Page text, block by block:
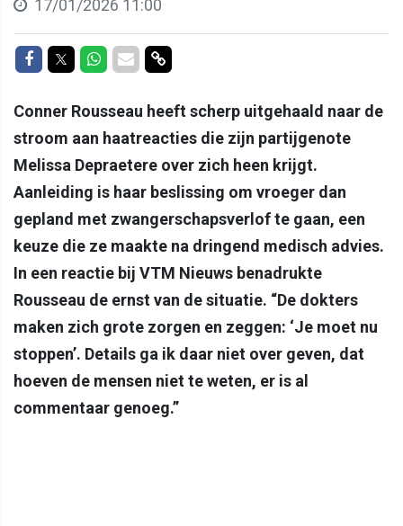
17/01/2026 11:00
Delen op Facebook
Delen op Twitter
Delen op Whatsapp
Delen via Mail
Delen via link
Conner Rousseau heeft scherp uitgehaald naar de
stroom aan haatreacties die zijn partijgenote
Melissa Depraetere over zich heen krijgt.
Aanleiding is haar beslissing om vroeger dan
gepland met zwangerschapsverlof te gaan, een
keuze die ze maakte na dringend medisch advies.
In een reactie bij VTM Nieuws benadrukte
Rousseau de ernst van de situatie. “De dokters
maken zich grote zorgen en zeggen: ‘Je moet nu
stoppen’. Details ga ik daar niet over geven, dat
hoeven de mensen niet te weten, er is al
commentaar genoeg.”